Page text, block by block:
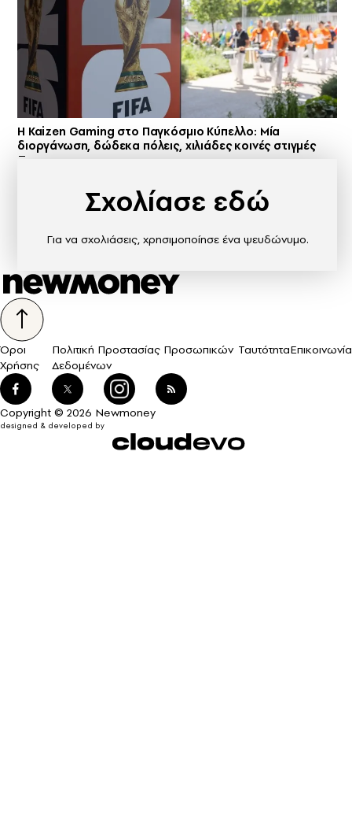
H Kaizen Gaming στο Παγκόσμιο Kύπελλο: Μία
διοργάνωση, δώδεκα πόλεις, χιλιάδες κοινές στιγμές
Σχολίασε εδώ
Για να σχολιάσεις, χρησιμοποίησε ένα ψευδώνυμο.
Όροι
Χρήσης
Πολιτική Προστασίας Προσωπικών
Δεδομένων
ΤαυτότηταΕπικοινωνία
Copyright © 2026 Newmoney
designed & developed by